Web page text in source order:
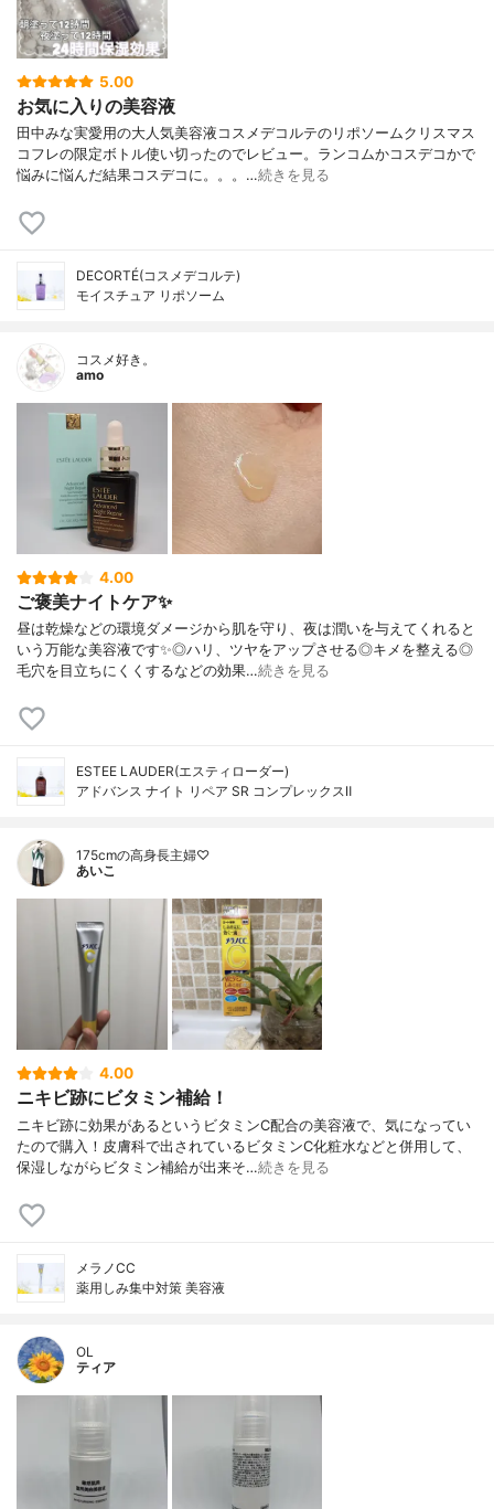
5.00
お気に入りの美容液
田中みな実愛用の大人気美容液コスメデコルテのリポソームクリスマス
コフレの限定ボトル使い切ったのでレビュー。ランコムかコスデコかで
悩みに悩んだ結果コスデコに。。。…続きを見る
DECORTÉ(コスメデコルテ)
モイスチュア リポソーム
コスメ好き。
amo
4.00
ご褒美ナイトケア✨
昼は乾燥などの環境ダメージから肌を守り、夜は潤いを与えてくれると
いう万能な美容液です✨◎ハリ、ツヤをアップさせる◎キメを整える◎
毛穴を目立ちにくくするなどの効果…続きを見る
ESTEE LAUDER(エスティローダー)
アドバンス ナイト リペア SR コンプレックスⅡ
175cmの高身長主婦♡
あいこ
4.00
ニキビ跡にビタミン補給！
ニキビ跡に効果があるというビタミンC配合の美容液で、気になってい
たので購入！皮膚科で出されているビタミンC化粧水などと併用して、
保湿しながらビタミン補給が出来そ…続きを見る
メラノCC
薬用しみ集中対策 美容液
OL
ティア